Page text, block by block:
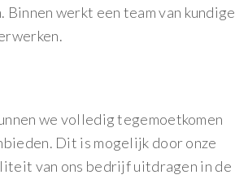
werkt een team van kundige
we volledig tegemoetkomen
Dit is mogelijk door onze
van ons bedrijf uitdragen in de